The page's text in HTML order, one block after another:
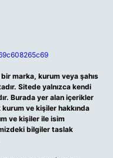
marka, kurum veya şahıs
Sitede yalnızca kendi
Burada yer alan içerikler
ve kişiler hakkında
ve kişiler ile isim
bilgiler taslak